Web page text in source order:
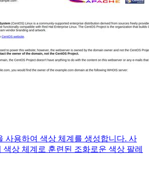
사용하여 색상 체계를 생성합니다. 사
색상 체계로 훈련된 조화로운 색상 팔레